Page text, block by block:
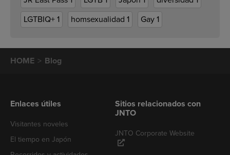
LGTBIQ+ 1 homsexualidad 1 Gay 1
HOME Blog
Enlaces útiles
Visitantes noveles
El tiempo en Japón
Sitios relacionados con
JNTO
JNTO Corporate Website